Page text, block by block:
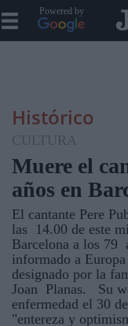
Powered by
Histórico
CULTURA
Muere el
años en
El cantante Pere
las 14.00 de este
Barcelona a los 79
informado a
designado por la
Joan Planas. Su
enfermedad el 30
"entereza y